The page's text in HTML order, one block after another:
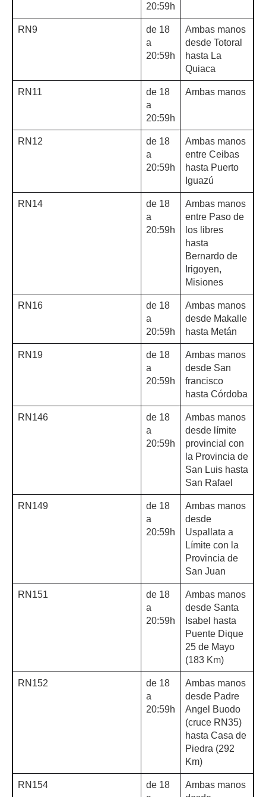
20:59h
RN9
de 18
a
20:59h
Ambas manos
desde Totoral
hasta La
Quiaca
RN11
de 18
a
20:59h
Ambas manos
RN12
de 18
a
20:59h
Ambas manos
entre Ceibas
hasta Puerto
Iguazú
RN14
de 18
a
20:59h
Ambas manos
entre Paso de
los libres
hasta
Bernardo de
Irigoyen,
Misiones
RN16
de 18
a
20:59h
Ambas manos
desde Makalle
hasta Metán
RN19
de 18
a
20:59h
Ambas manos
desde San
francisco
hasta Córdoba
RN146
de 18
a
20:59h
Ambas manos
desde límite
provincial con
la Provincia de
San Luis hasta
San Rafael
RN149
de 18
a
20:59h
Ambas manos
desde
Uspallata a
Límite con la
Provincia de
San Juan
RN151
de 18
a
20:59h
Ambas manos
desde Santa
Isabel hasta
Puente Dique
25 de Mayo
(183 Km)
RN152
de 18
a
20:59h
Ambas manos
desde Padre
Angel Buodo
(cruce RN35)
hasta Casa de
Piedra (292
Km)
RN154
de 18
Ambas manos